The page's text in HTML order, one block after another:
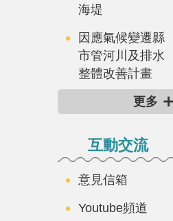
海堤
因應氣候變遷縣
市管河川及排水
整體改善計畫
更多
互動交流
意見信箱
Youtube頻道